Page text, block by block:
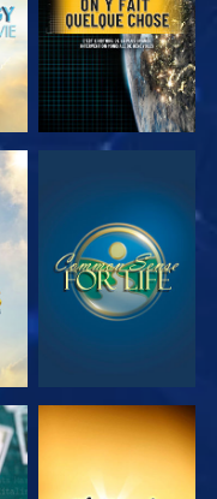
REGARDER
REGARDER